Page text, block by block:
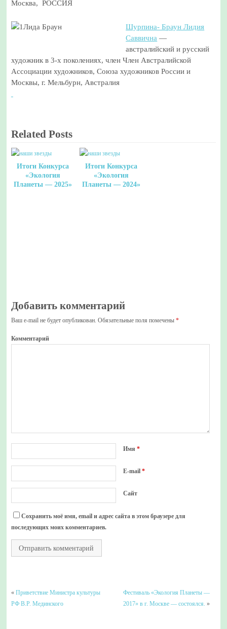
Москва, РОССИЯ
Шурпина- Браун Лидия
Саввична —
австралийский и русский
художник в 3-х поколениях, член Член Австралийской
Ассоциации художников, Союза художников России и
Москвы, г. Мельбурн, Австралия
Related Posts
Итоги Конкурса
«Экология
Планеты — 2025»
Итоги Конкурса
«Экология
Планеты — 2024»
Добавить комментарий
Ваш e-mail не будет опубликован. Обязательные поля помечены *
Комментарий
Имя *
E-mail *
Сайт
Сохранить моё имя, email и адрес сайта в этом браузере для
последующих моих комментариев.
« Приветствие Министра культуры
РФ В.Р. Мединского
Фестиваль «Экология Планеты —
2017» в г. Москве — состоялся. »